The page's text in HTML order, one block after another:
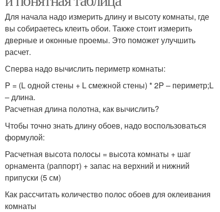
Для начала надо измерить длину и высоту комнаты, где
вы собираетесь клеить обои. Также стоит измерить
дверные и оконные проемы. Это поможет улучшить
расчет.
Сперва надо вычислить периметр комнаты:
P = (L одной стены + L смежной стены) * 2P – периметр;L
– длина.
Расчетная длина полотна, как вычислить?
Чтобы точно знать длину обоев, надо воспользоваться
формулой:
Расчетная высота полосы = высота комнаты + шаг
орнамента (раппорт) + запас на верхний и нижний
припуски (5 см)
Как рассчитать количество полос обоев для оклеивания
комнаты